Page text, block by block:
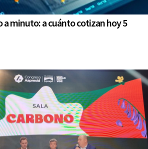
a minuto: a cuánto cotizan hoy 5